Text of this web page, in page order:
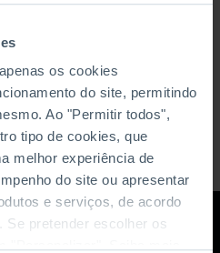
os cookies
do site, permitindo
Ao "Permitir todos",
tipo de cookies, que
melhor experiência de
do site ou apresentar
e serviços, de acordo
pretender escolher os